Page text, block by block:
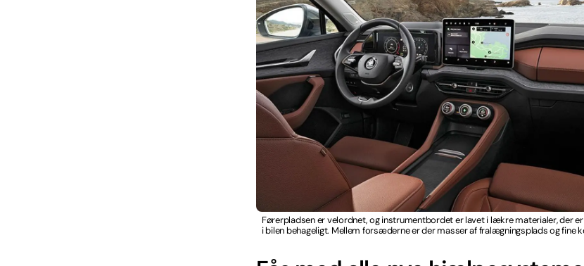
Førerpladsen er velordnet, og instrumentbordet er lavet i lækre materialer, der
i bilen behageligt. Mellem forsæderne er der masser af fralægningsplads og fine